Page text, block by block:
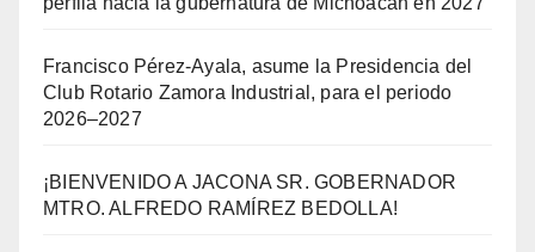
Francisco Pérez-Ayala, asume la Presidencia del
Club Rotario Zamora Industrial, para el periodo
2026–2027
¡BIENVENIDO A JACONA SR. GOBERNADOR
MTRO. ALFREDO RAMÍREZ BEDOLLA!